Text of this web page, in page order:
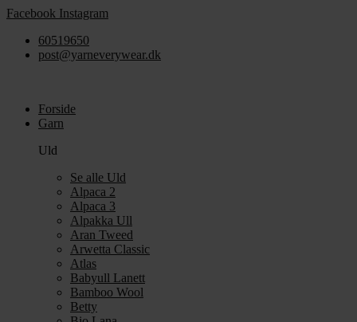
Videre
indhold
Facebook Instagram
60519650
post@yarneverywear.dk
Forside
Garn
Uld
Se alle Uld
Alpaca 2
Alpaca 3
Alpakka Ull
Aran Tweed
Arwetta Classic
Atlas
Babyull Lanett
Bamboo Wool
Betty